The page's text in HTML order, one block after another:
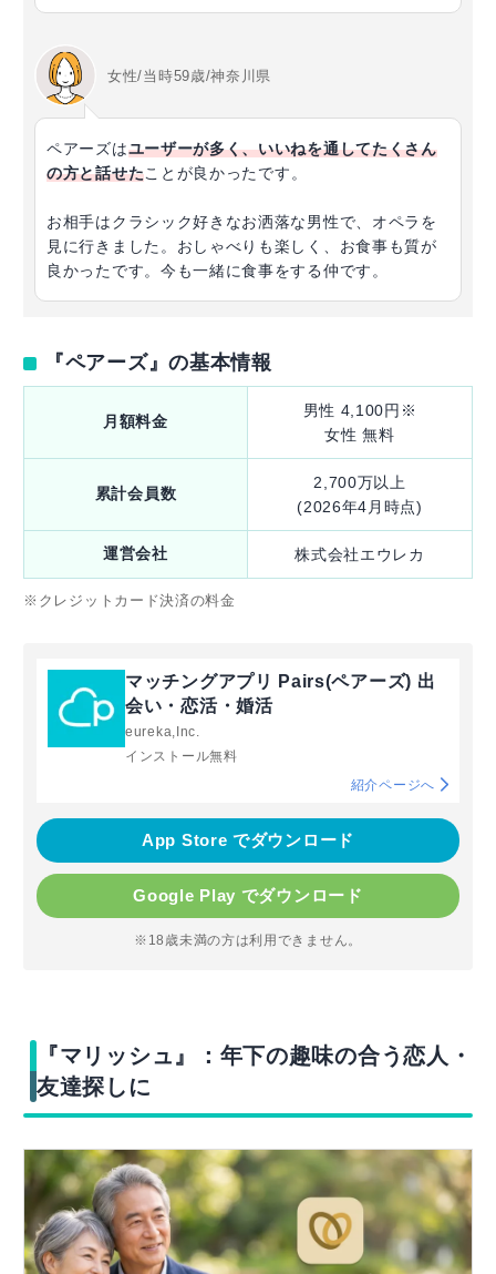
女性/当時59歳/神奈川県
ペアーズはユーザーが多く、いいねを通してたくさん
の方と話せたことが良かったです。
お相手はクラシック好きなお洒落な男性で、オペラを
見に行きました。おしゃべりも楽しく、お食事も質が
良かったです。今も一緒に食事をする仲です。
『ペアーズ』の基本情報
月額料金
男性 4,100円※
女性 無料
累計会員数
2,700万以上
(2026年4月時点)
運営会社 株式会社エウレカ
※クレジットカード決済の料金
マッチングアプリ Pairs(ペアーズ) 出
会い・恋活・婚活
eureka,Inc.
インストール無料
紹介ページへ
App Store でダウンロード
Google Play でダウンロード
※18歳未満の方は利用できません。
『マリッシュ』：年下の趣味の合う恋人・
友達探しに